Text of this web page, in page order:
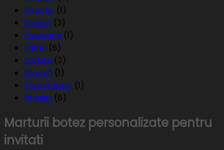
Pikachu (1)
Pinguin (3)
Pokemon (1)
Safari (6)
Stelute (2)
Strumfi (1)
Tom si Jerry (1)
Ursulet (6)
Marturii botez personalizate pentru
invitati